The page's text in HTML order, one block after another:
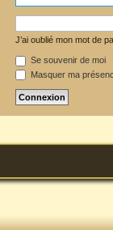
J’ai oublié mon mot de
Se souvenir de moi
Masquer ma